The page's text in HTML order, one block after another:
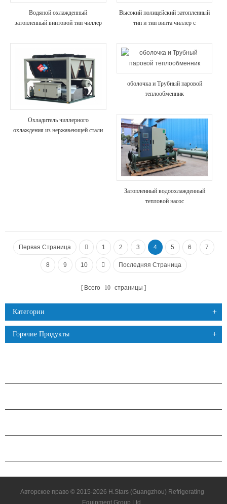
Водяной охлажденный
затопленный винтовой тип чиллер
Высокий полицейский затопленный
тип и тип винта чиллер с
Охладитель чиллерного
охлаждения из нержавеющей стали
оболочка и Трубный паровой
теплообменник
Затопленный водоохлажденный
тепловой насос
Первая Страница 1 2 3 4 5 6 7
8 9 10 Последняя Страница
Всего 10 страницы
Категории
Горячие Продукты
Авторское право © 2015-2026 H.Stars (Guangzhou) Refrigerating